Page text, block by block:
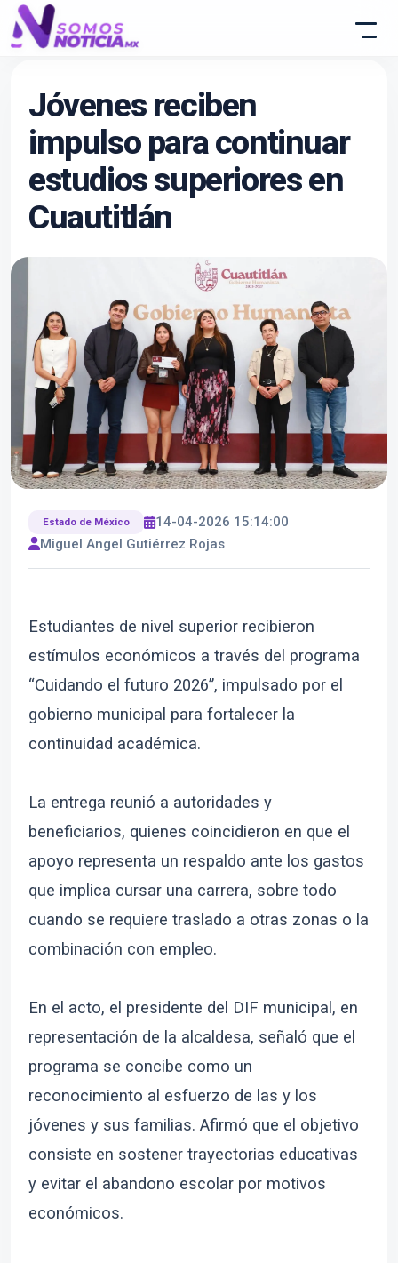
Jóvenes reciben
impulso para continuar
estudios superiores en
Cuautitlán
Estado de México
14-04-2026 15:14:00
Miguel Angel Gutiérrez Rojas
Estudiantes de nivel superior recibieron
estímulos económicos a través del programa
“Cuidando el futuro 2026”, impulsado por el
gobierno municipal para fortalecer la
continuidad académica.
La entrega reunió a autoridades y
beneficiarios, quienes coincidieron en que el
apoyo representa un respaldo ante los gastos
que implica cursar una carrera, sobre todo
cuando se requiere traslado a otras zonas o la
combinación con empleo.
En el acto, el presidente del DIF municipal, en
representación de la alcaldesa, señaló que el
programa se concibe como un
reconocimiento al esfuerzo de las y los
jóvenes y sus familias. Afirmó que el objetivo
consiste en sostener trayectorias educativas
y evitar el abandono escolar por motivos
económicos.